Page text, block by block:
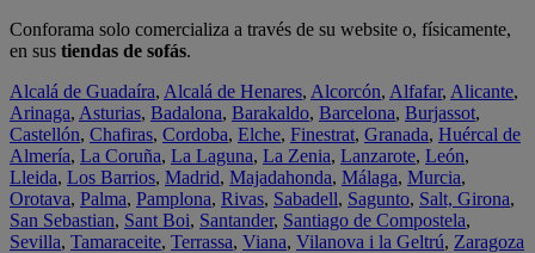
Conforama solo comercializa a través de su website o, físicamente,
en sus tiendas de sofás.
Alcalá de Guadaíra, Alcalá de Henares, Alcorcón, Alfafar, Alicante,
Arinaga, Asturias, Badalona, Barakaldo, Barcelona, Burjassot,
Castellón, Chafiras, Cordoba, Elche, Finestrat, Granada, Huércal de
Almería, La Coruña, La Laguna, La Zenia, Lanzarote, León,
Lleida, Los Barrios, Madrid, Majadahonda, Málaga, Murcia,
Orotava, Palma, Pamplona, Rivas, Sabadell, Sagunto, Salt, Girona,
San Sebastian, Sant Boi, Santander, Santiago de Compostela,
Sevilla, Tamaraceite, Terrassa, Viana, Vilanova i la Geltrú, Zaragoza